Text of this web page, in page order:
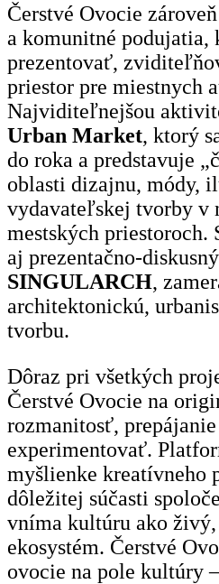
Čerstvé Ovocie
a komunitné
prezentovať,
priestor pre miestnych
Najviditeľnejšou
Urban Market, ktorý
do roka a predstavuje
oblasti dizajnu, módy,
vydavateľskej tvorby v
mestských
aj prezentačno-
SINGULARCH,
architektonickú,
tvorbu.
Dôraz pri všetkých
Čerstvé Ovocie na
rozmanitosť,
experimentovať.
myšlienke kreatívneho
dôležitej súčasti
vníma kultúru ako
ekosystém. Čerstvé
ovocie na pole kultúry